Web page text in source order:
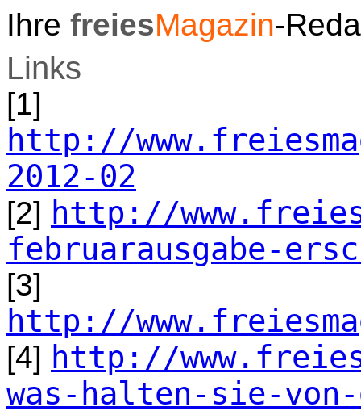
Ihre freiesMagazin-
Links
[1]
http://
2012-02
[2] http://
februarausgabe-
[3]
http://
[4] http://
was-halten-sie-